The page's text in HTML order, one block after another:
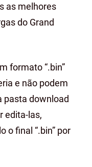
as melhores
do Grand
formato “.bin”
e não podem
pasta download
edita-las,
o final “.bin” por